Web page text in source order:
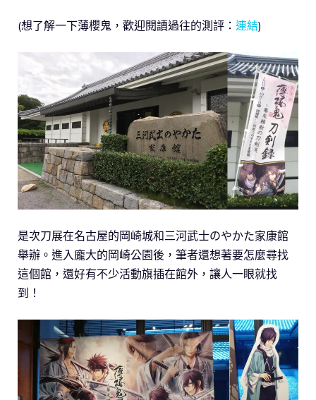
(想了解一下薄櫻鬼，歡迎閱讀過往的測評： 連結)
是次刀展在名古屋的岡崎城和三河武士のやかた家康館
舉辦。進入龐大的岡崎公園後，筆者還想著要怎麼尋找
這個館，還好有不少活動旗插在館外，讓人一眼就找
到！